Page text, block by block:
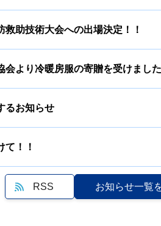
救助技術大会への出場決定！！
会より冷暖房服の寄贈を受けました
るお知らせ
て！！
RSS お知らせ一覧